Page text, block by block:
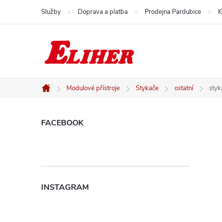
Služby Doprava a platba Prodejna Pardubice
Domů
Modulové přístroje Stykače ostatní
P
s
FACEBOOK
INSTAGRAM